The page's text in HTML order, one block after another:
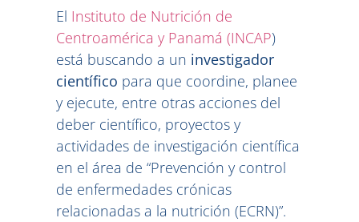
El Instituto de Nutrición de
Centroamérica y Panamá (INCAP)
está buscando a un investigador
científico para que coordine, planee
y ejecute, entre otras acciones del
deber científico, proyectos y
actividades de investigación científica
en el área de “Prevención y control
de enfermedades crónicas
relacionadas a la nutrición (ECRN)”.